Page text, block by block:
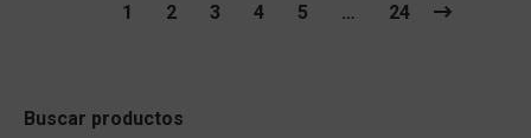
1 2 3 4 5 … 24
Buscar productos